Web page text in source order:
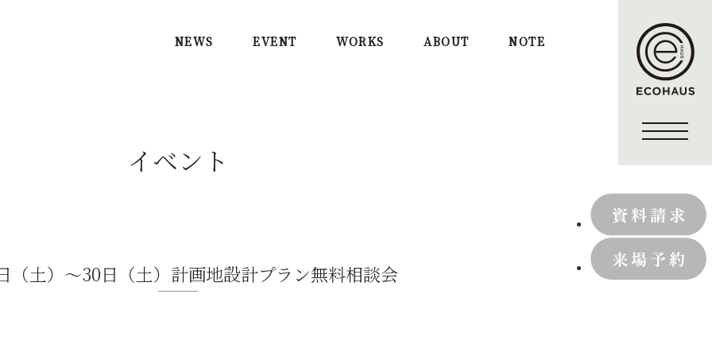
NEWS EVENT WORKS ABOUT NOTE
イベント
（土）〜30日（土）計画地設計プラン無料相談会